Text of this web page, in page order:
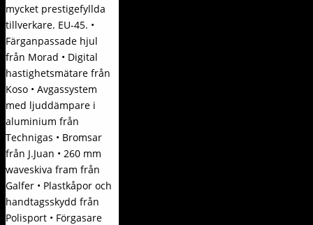
mycket prestigefyllda
tillverkare. EU-45. •
Färganpassade hjul
från Morad • Digital
hastighetsmätare från
Koso • Avgassystem
med ljuddämpare i
aluminium från
Technigas • Bromsar
från J.Juan • 260 mm
waveskiva fram från
Galfer • Plastkåpor och
handtagsskydd från
Polisport • Förgasare